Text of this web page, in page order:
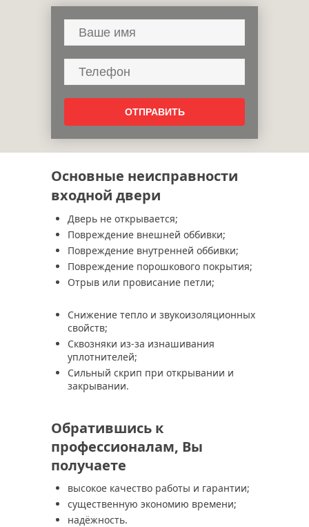
Основные неисправности
входной двери
Дверь не открывается;
Повреждение внешней оббивки;
Повреждение внутренней оббивки;
Повреждение порошкового покрытия;
Отрыв или провисание петли;
Снижение тепло и звукоизоляционных
свойств;
Сквозняки из-за изнашивания
уплотнителей;
Сильный скрип при открывании и
закрывании.
Обратившись к
профессионалам, Вы
получаете
высокое качество работы и гарантии;
существенную экономию времени;
надёжность.